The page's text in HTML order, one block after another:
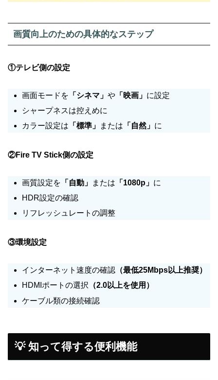
画質向上のための具体的なステップ
①テレビ側の設定
画面モードを 「シネマ」や 「映画」 に設定
シャープネスは控えめに
カラー設定は 「標準」 または 「自然」 に
②Fire TV Stick側の設定
画質設定を 「自動」 または 「1080p」 に
HDR設定の確認
リフレッシュレートの調整
③環境設定
インターネット速度の確認 （最低25Mbps以上推奨）
HDMIポートの選択 （2.0以上を使用）
ケーブル類の接続確認
💡 知って得する便利機能